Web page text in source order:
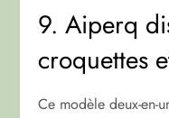
9. Aiperq
croquettes
Ce modèle deux-en-